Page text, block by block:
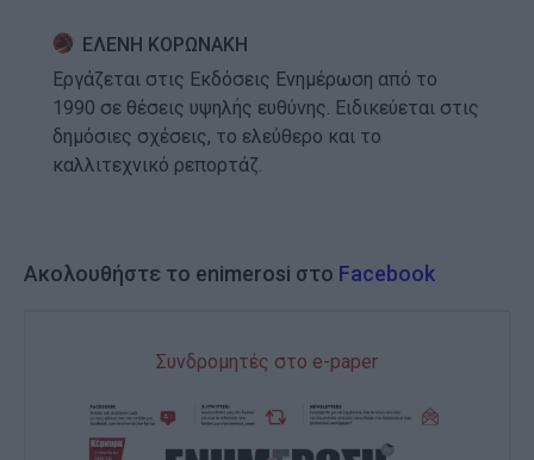
ΕΛΕΝΗ ΚΟΡΩΝΑΚΗ
Εργάζεται στις Εκδόσεις Ενημέρωση από το
1990 σε θέσεις υψηλής ευθύνης. Ειδικεύεται στις
δημόσιες σχέσεις, το ελεύθερο και το
καλλιτεχνικό ρεπορτάζ.
Ακολουθήστε το enimerosi στο Facebook
Συνδρομητές στο e-paper